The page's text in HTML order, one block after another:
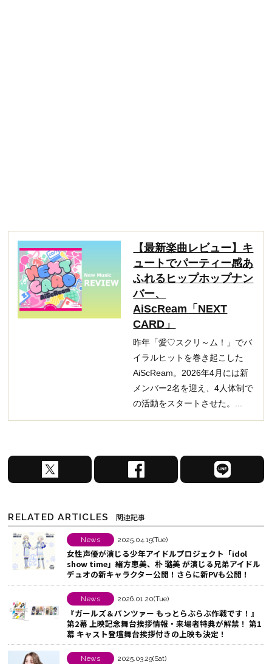
【最新楽曲レビュー】キ
ュートでパーティー感あ
ふれるヒップホップナン
バー、
AiScReam「NEXT
CARD」
昨年「愛♡スクリ～ム！」でバ
イラルヒットを巻き起こした
AiScReam。2026年4月には新
メンバー2名を迎え、4人体制で
の活動をスタートさせた。...
X
で
ア
す
F
a
b
o
o
k
で
シ
ェ
ア
す
る
L
I
ェ
ア
す
RELATED ARTICLES 関連記事
News 2025.04.15(Tue)
女性声優が演じる少年アイドルプロジェクト「idol
show time」緒方恵美、朴 璐美 が演じる兄弟アイドル
デュオの新キャラクター公開！さらに新PVも公開！
News 2026.01.20(Tue)
『ガールズ＆パンツァー もっとらぶらぶ作戦です！』
第2幕 上映記念舞台挨拶情報・来場者特典が解禁！ 第1
幕 キャスト登壇舞台挨拶付きの上映も決定！
News 2025.03.29(Sat)